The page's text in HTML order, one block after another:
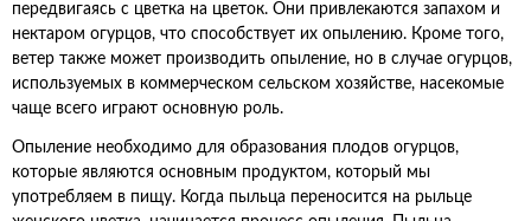
передвигаясь с цветка на цветок. Они привлекаются запахом и
нектаром огурцов, что способствует их опылению. Кроме того,
ветер также может производить опыление, но в случае огурцов,
используемых в коммерческом сельском хозяйстве, насекомые
чаще всего играют основную роль.
Опыление необходимо для образования плодов огурцов,
которые являются основным продуктом, который мы
употребляем в пищу. Когда пыльца переносится на рыльце